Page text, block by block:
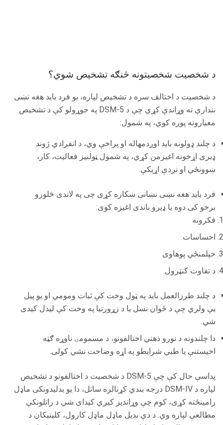
د شخصیت شخصیتونه څنګه تشخیص شوي؟
د شخصیت د اختالف سره د تشخیص لپاره، یو فرد باید هغه نښی
نندارې ته وړاندې کړي چې د DSM-5 په جوړولو کې د تشخیص
معیارونه پوره کوي، په شمول:
د چلند ډولونه باید اوږدمهاله او پراخې وي، د انفرادي ژوند
ډیری اړخونه اغیزمن کړي، په شمول ټولنیز فعالیت، کار،
ښوونځي او نږدې اړیکې.
فرد باید هغه نښی نښانی ښکاره کړی چی په لاندی څلورو
برخو کی دوه یا ډیرو باندی اغیزه کوی:
فکرونه
احساسات
خپلمنځي پوهاوى
د تفاوت کنټرول
د چلند طرزالعمل باید په ټول وخت کې ثبات ومومي او یو پیل
یې ولري چې د ځوان نسل یا د زړورتیا په وخت کې لیدل کیدی
شي.
دا چلندونه د نورو ذهني اختالفونو، د مسمومۍ ناوړه ګټه
اخیستنې یا طبي شرایطو په اړه وضاحت نشي کولی.
پداسې حال کې چې DSM-5 د شخصیت د اختالفونو د تشخیص
لپاره د DSM-IV درجه بندي کړنالره ساتل، دا یو بدلیدونکی ماډل
رامینځته کړی، کوم چې وړاندیز کیږي کیدای شي د راتلونکې
مطالعې لپاره وي. د دې بدیل ماډل ماډل کارول، کلینیکان د